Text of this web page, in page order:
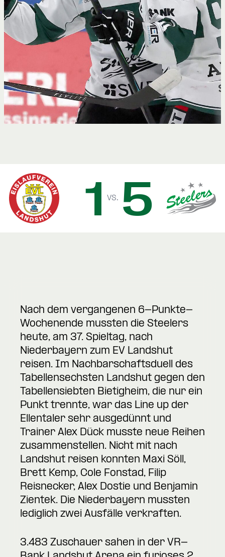
1 vs. 5
Nach dem vergangenen 6-Punkte-
Wochenende mussten die Steelers
heute, am 37. Spieltag, nach
Niederbayern zum EV Landshut
reisen. Im Nachbarschaftsduell des
Tabellensechsten Landshut gegen den
Tabellensiebten Bietigheim, die nur ein
Punkt trennte, war das Line up der
Ellentaler sehr ausgedünnt und
Trainer Alex Dück musste neue Reihen
zusammenstellen. Nicht mit nach
Landshut reisen konnten Maxi Söll,
Brett Kemp, Cole Fonstad, Filip
Reisnecker, Alex Dostie und Benjamin
Zientek. Die Niederbayern mussten
lediglich zwei Ausfälle verkraften.
3.483 Zuschauer sahen in der VR-